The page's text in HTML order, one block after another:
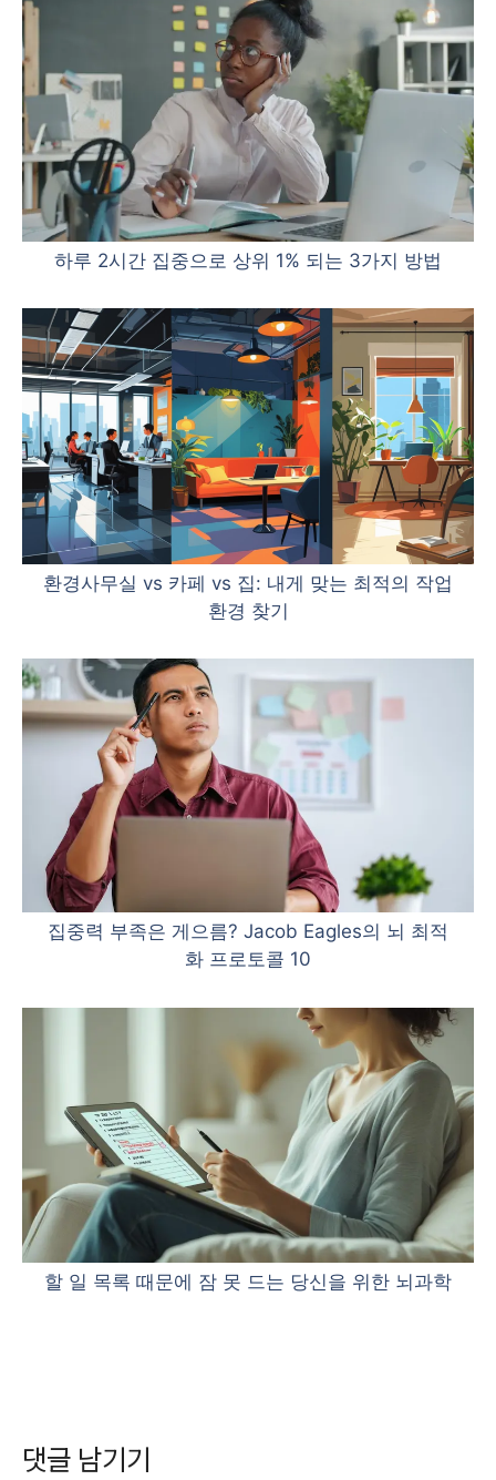
하루 2시간 집중으로 상위 1% 되는 3가지 방법
환경사무실 vs 카페 vs 집: 내게 맞는 최적의 작업
환경 찾기
집중력 부족은 게으름? Jacob Eagles의 뇌 최적
화 프로토콜 10
할 일 목록 때문에 잠 못 드는 당신을 위한 뇌과학
댓글 남기기